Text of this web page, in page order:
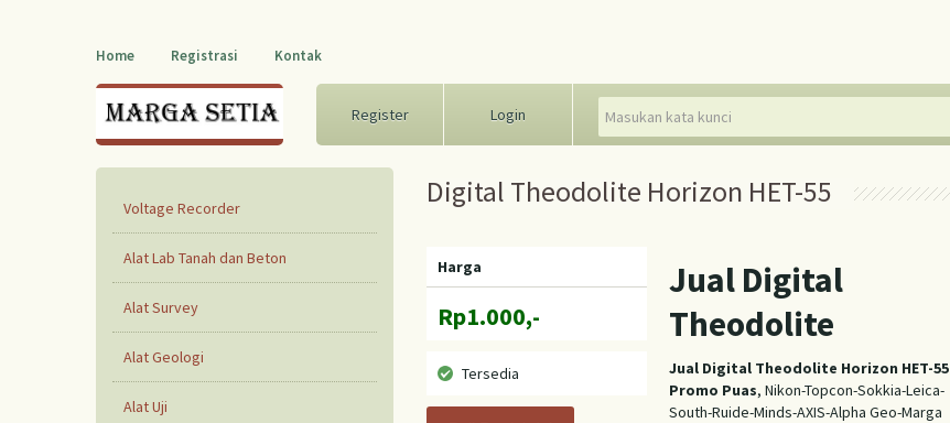
Home Registrasi Kontak
Register Login
Digital Theodolite Horizon HET-55
Harga
Rp1.000,-
Tersedia
Jual Digital
Theodolite
Jual Digital Theodolite Horizon HET-55
Promo Puas, Nikon-Topcon-Sokkia-Leica-
South-Ruide-Minds-AXIS-Alpha Geo-Marga
Voltage Recorder
Alat Lab Tanah dan Beton
Alat Survey
Alat Geologi
Alat Uji